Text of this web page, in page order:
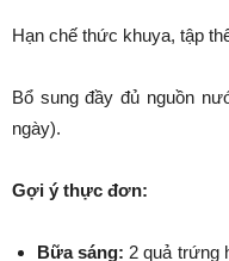
Hạn chế thức khuya, tập
Bổ sung đầy đủ nguồn
ngày).
Gợi ý thực đơn:
Bữa sáng: 2 quả trứng